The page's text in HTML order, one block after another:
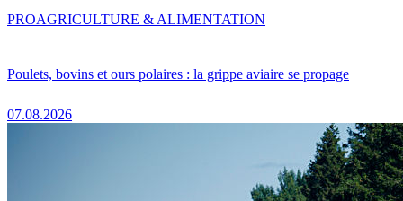
Poulets, bovins et ours polaires : la grippe aviaire se propage
07.08.2026
PROAGRICULTURE & ALIMENTATION